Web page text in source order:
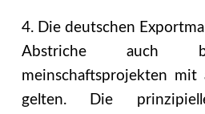
4. Die deutschen
Abstriche auch
meinschaftsprojekten mit
gelten. Die